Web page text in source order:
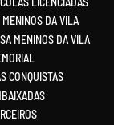
MENINOS DA VILA
MENINOS DA VILA
CONQUISTAS